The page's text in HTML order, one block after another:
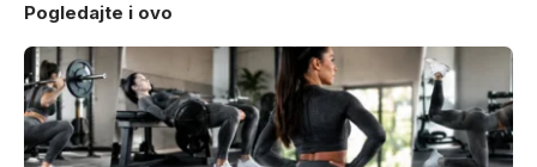
Pogledajte i ovo